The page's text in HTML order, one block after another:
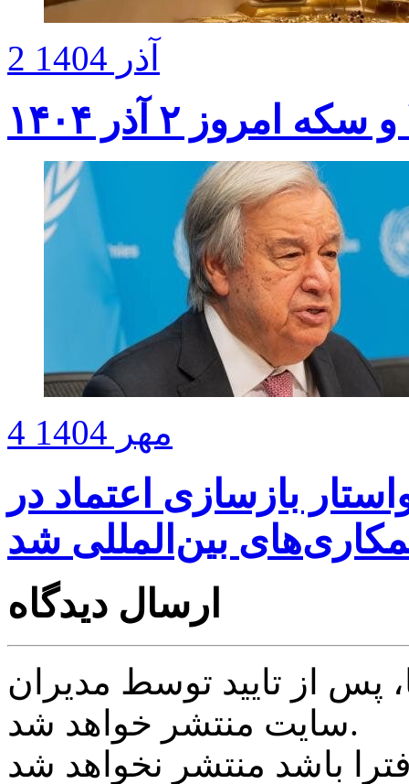
2 آذر 1404
امروز ۲ آذر ۱۴۰۴
4 مهر 1404
بازسازی اعتماد در
بین‌المللی شد
ارسال دیدگاه
از تایید توسط مدیران
سایت منتشر خواهد شد.